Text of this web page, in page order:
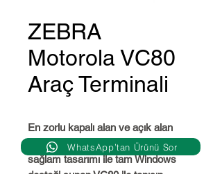
ZEBRA
Motorola VC80
Araç Terminali
En zorlu kapalı alan ve açık alan
uygulamalarınız için geliştirilen
sağlam tasarımı ile tam Windows
WhatsApp’tan Ürünü Sor